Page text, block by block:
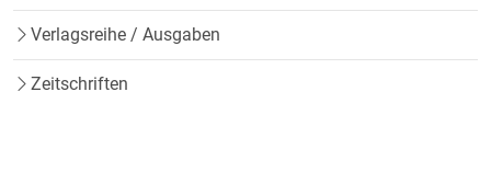
Verlagsreihe / Ausgaben
Zeitschriften